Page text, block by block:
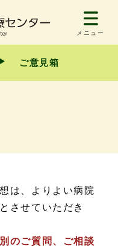
メニュー
ご意見箱
は、よりよい病院
させていただき
のご質問、ご相談